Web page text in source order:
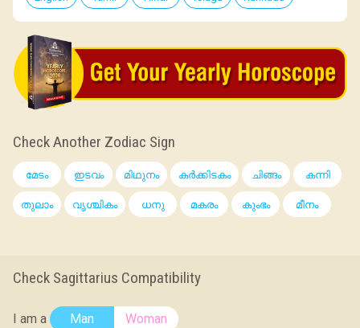
Check Another Zodiac Sign
മേടം ഇടവം മിഥുനം കര്‍ക്കിടകം ചിങ്ങം കന്നി
തുലാം വൃശ്ചികം ധനു മകരം കുംഭം മീനം
Check Sagittarius Compatibility
I am a Man Woman